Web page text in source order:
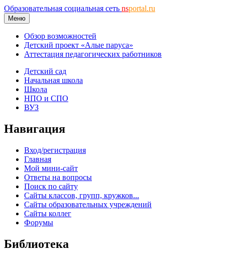
Образовательная социальная сеть nsportal.ru
Меню
Обзор возможностей
Детский проект «Алые паруса»
Аттестация педагогических работников
Детский сад
Начальная школа
Школа
НПО и СПО
ВУЗ
Навигация
Вход/регистрация
Главная
Мой мини-сайт
Ответы на вопросы
Поиск по сайту
Сайты классов, групп, кружков...
Сайты образовательных учреждений
Сайты коллег
Форумы
Библиотека